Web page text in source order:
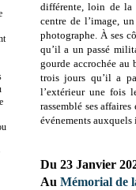
différente, loin de la
centre de l’image,
photographe. À ses
qu’il a un passé
gourde accrochée au
trois jours qu’il a
l’extérieur une fois
rassemblé ses
événements
Du 23 Janvier
Au Mémorial de